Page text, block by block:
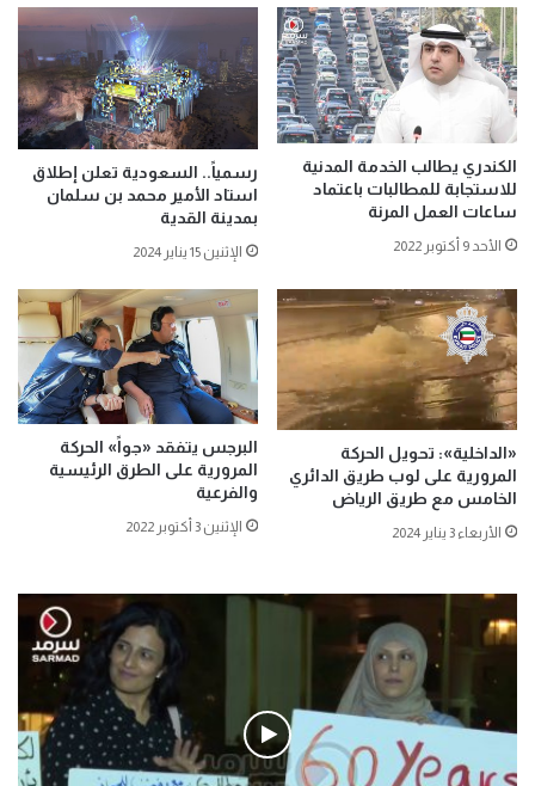
الكندري يطالب الخدمة المدنية
للاستجابة للمطالبات باعتماد
ساعات العمل المرنة
الأحد 9 أكتوبر 2022
رسمياً.. السعودية تعلن إطلاق
استاد الأمير محمد بن سلمان
بمدينة القدية
الإثنين 15 يناير 2024
«الداخلية»: تحويل الحركة
المرورية على لوب طريق الدائري
الخامس مع طريق الرياض
الأربعاء 3 يناير 2024
البرجس يتفقد «جواً» الحركة
المرورية على الطرق الرئيسية
والفرعية
الإثنين 3 أكتوبر 2022